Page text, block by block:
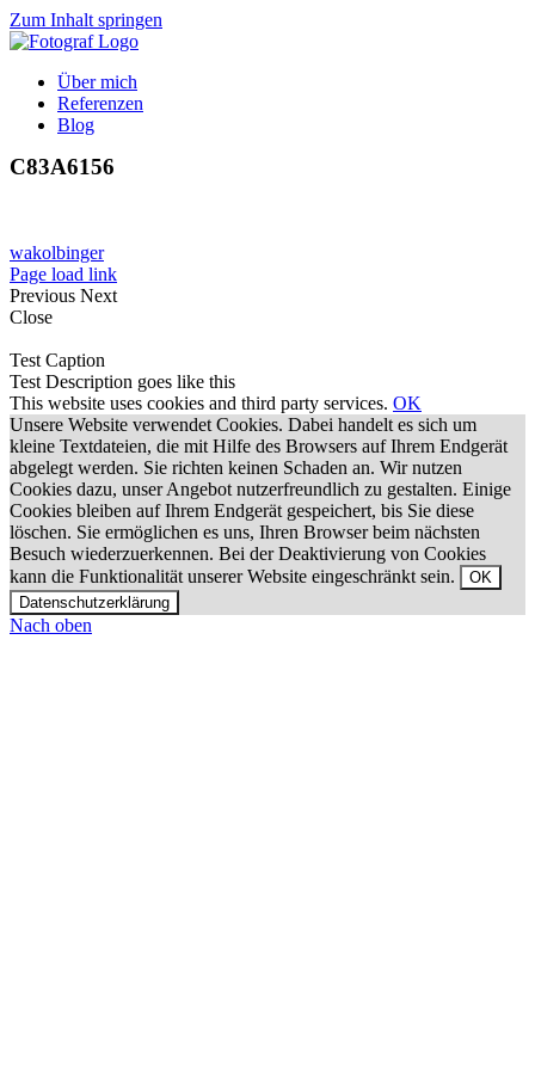
Zum Inhalt springen
Über mich
Referenzen
Blog
C83A6156
wakolbinger
Page load link
Previous Next
Close
Test Caption
Test Description goes like this
This website uses cookies and third party services. OK
Unsere Website verwendet Cookies. Dabei handelt es sich um
kleine Textdateien, die mit Hilfe des Browsers auf Ihrem Endgerät
abgelegt werden. Sie richten keinen Schaden an. Wir nutzen
Cookies dazu, unser Angebot nutzerfreundlich zu gestalten. Einige
Cookies bleiben auf Ihrem Endgerät gespeichert, bis Sie diese
löschen. Sie ermöglichen es uns, Ihren Browser beim nächsten
Besuch wiederzuerkennen. Bei der Deaktivierung von Cookies
kann die Funktionalität unserer Website eingeschränkt sein.
OK
Datenschutzerklärung
Nach oben